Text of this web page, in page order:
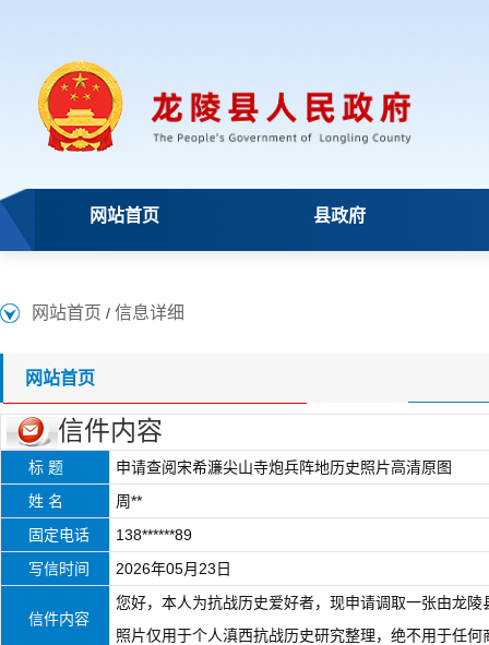
网站首页 县政府
网站首页 / 信息详细
网站首页
信件内容
标 题
申请查阅宋希濂尖山寺炮兵阵地历史照片高清原图
姓 名
周**
固定电话
138******89
写信时间
2026年05月23日
信件内容
您好，本人为抗战历史爱好者，现申请调取一张由龙
照片仅用于个人滇西抗战历史研究整理，绝不用于任